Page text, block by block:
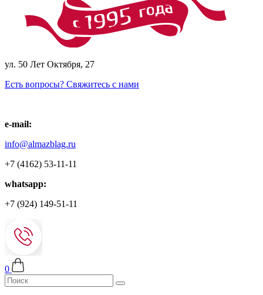
ул. 50 Лет Октября, 27
Есть вопросы? Свяжитесь с нами
e-mail:
info@almazblag.ru
+7 (4162) 53-11-11
whatsapp:
+7 (924) 149-51-11
0